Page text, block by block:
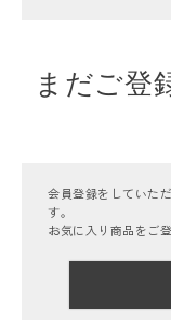
まだご登
会員登録をしていた
す。
お気に入り商品をご